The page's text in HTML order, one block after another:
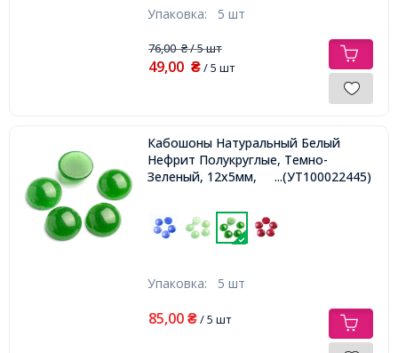
Упаковка: 5 шт
76,00₴/ 5 шт
49,00 ₴/ 5 шт
Кабошоны Натуральный Белый
Нефрит Полукруглые, Темно-
Зеленый, 12x5мм,
...(УТ100022445)
Упаковка: 5 шт
85,00 ₴/ 5 шт